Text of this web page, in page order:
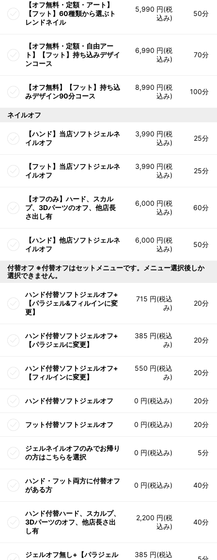
【オフ無料・定額・アート】
【フット】60種類から選ぶト
レンドネイル
5,990 円(税
込み)
50分
【オフ無料・定額・自由アー
ト】【フット】持ち込みデザイ
ンコース
6,990 円(税
込み)
70分
【オフ無料】【フット】持ち込
みデザイン90分コース
8,990 円(税
込み)
100分
ネイルオフ
【ハンド】当店ソフトジェルネ
イルオフ
3,990 円(税
込み)
25分
【フット】当店ソフトジェルネ
イルオフ
3,990 円(税
込み)
25分
【オフのみ】ハード、スカル
プ、3Dパーツのオフ、他店長
さ出し有
6,000 円(税
込み)
60分
【ハンド】他店ソフトジェルネ
イルオフ
6,000 円(税
込み)
50分
付替オフ ※付替オフはセットメニューです。メニュー選択後しか
選択できません。
ハンド付替ソフトジェルオフ+
【パラジェル&フィルインに変
更】
715 円(税込
み)
20分
ハンド付替ソフトジェルオフ+
【パラジェルに変更】
385 円(税込
み)
20分
ハンド付替ソフトジェルオフ+
【フィルインに変更】
550 円(税込
み)
20分
ハンド付替ソフトジェルオフ 0 円(税込み) 20分
フット付替ソフトジェルオフ 0 円(税込み) 20分
ジェルネイルオフのみでお帰り
の方はこちらを選択
0 円(税込み) 5分
ハンド・フット両方に付替オフ
がある方
0 円(税込み) 40分
ハンド付替ハード、スカルプ、
3Dパーツのオフ、他店長さ出
し有
2,200 円(税
込み)
40分
ジェルオフ無し+【パラジェル
385 円(税込